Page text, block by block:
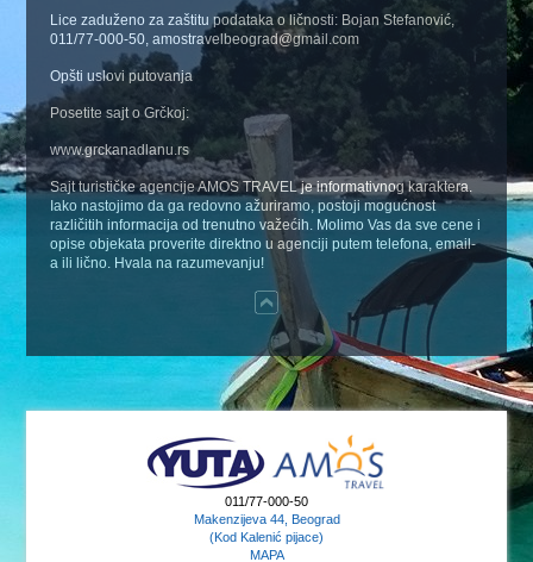
Lice zaduženo za zaštitu podataka o ličnosti: Bojan Stefanović,
011/77-000-50, amostravelbeograd@gmail.com
Opšti uslovi putovanja
Posetite sajt o Grčkoj:
www.grckanadlanu.rs
Sajt turističke agencije AMOS TRAVEL je informativnog karaktera.
Iako nastojimo da ga redovno ažuriramo, postoji mogućnost
različitih informacija od trenutno važećih. Molimo Vas da sve cene i
opise objekata proverite direktno u agenciji putem telefona, email-
a ili lično. Hvala na razumevanju!
011/77-000-50
Makenzijeva 44, Beograd
(Kod Kalenić pijace)
MAPA